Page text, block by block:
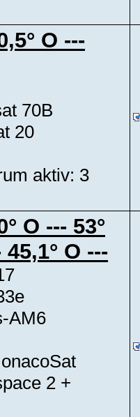
O ---
70B
20
aktiv: 3
O --- 53°
45,1° O ---
AM6
2 +